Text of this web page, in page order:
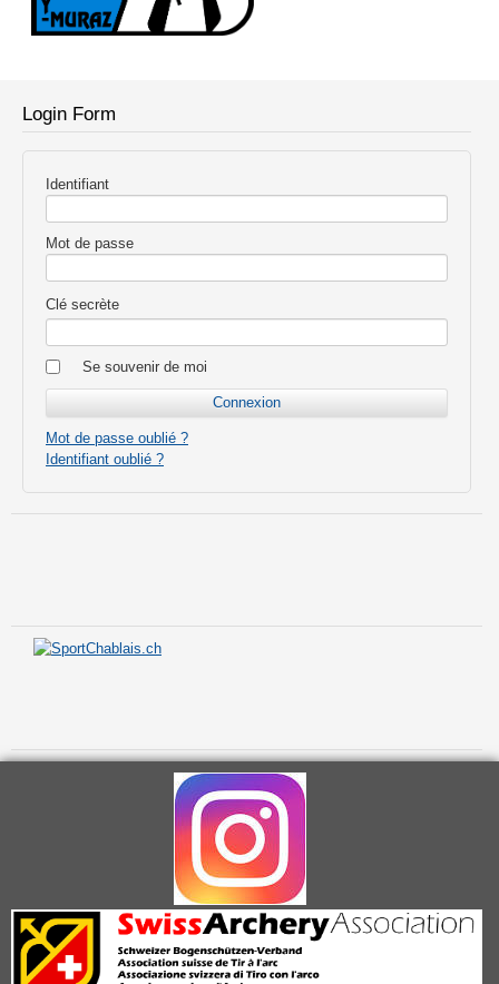
Login Form
Identifiant
Mot de passe
Clé secrète
Se souvenir de moi
Mot de passe oublié ?
Identifiant oublié ?